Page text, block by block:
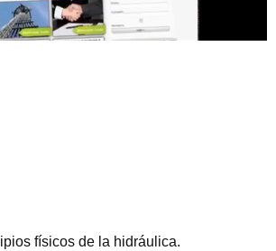
físicos de la hidráulica.